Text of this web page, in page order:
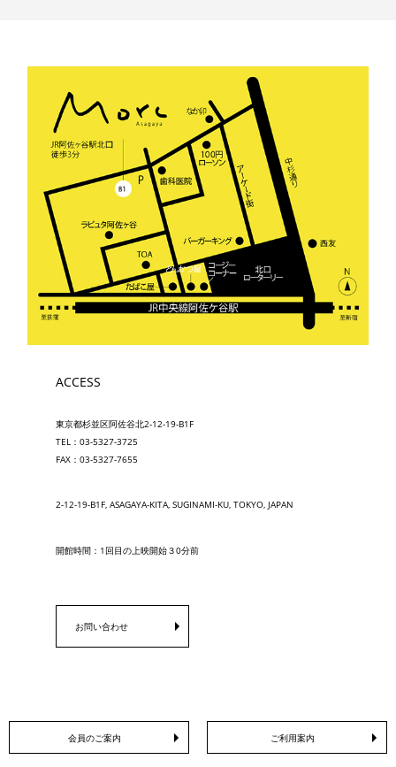
ACCESS
東京都杉並区阿佐谷北2-12-19-B1F
TEL：03-5327-3725
FAX：03-5327-7655
2-12-19-B1F, ASAGAYA-KITA, SUGINAMI-KU, TOKYO, JAPAN
開館時間：1回目の上映開始３0分前
お問い合わせ
会員のご案内 ご利用案内